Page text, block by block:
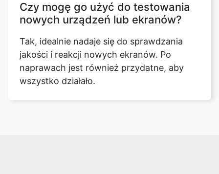
Czy mogę go użyć do testowania
nowych urządzeń lub ekranów?
Tak, idealnie nadaje się do sprawdzania
jakości i reakcji nowych ekranów. Po
naprawach jest również przydatne, aby
wszystko działało.